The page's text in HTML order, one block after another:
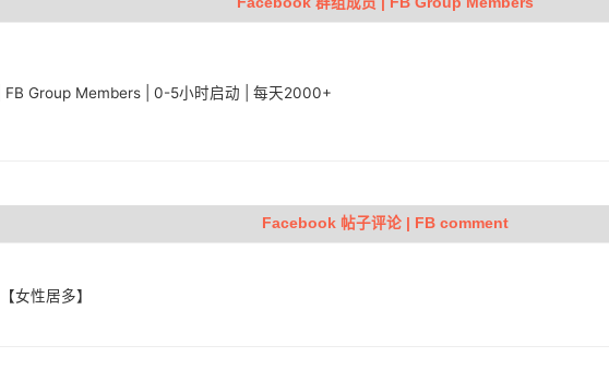
FB Group Members | 0-5小时启动 | 每天2000+
Facebook 帖子评论 | FB comment
女性居多】